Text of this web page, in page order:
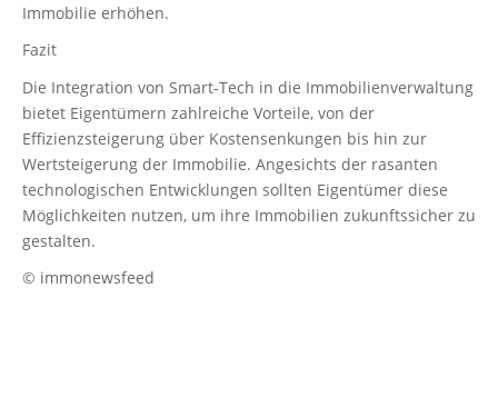
Immobilie erhöhen.
Fazit
Die Integration von Smart-Tech in die Immobilienverwaltung
bietet Eigentümern zahlreiche Vorteile, von der
Effizienzsteigerung über Kostensenkungen bis hin zur
Wertsteigerung der Immobilie. Angesichts der rasanten
technologischen Entwicklungen sollten Eigentümer diese
Möglichkeiten nutzen, um ihre Immobilien zukunftssicher zu
gestalten.
© immonewsfeed